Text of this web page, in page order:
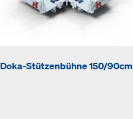
Doka-Stützenbühne 150/90cm